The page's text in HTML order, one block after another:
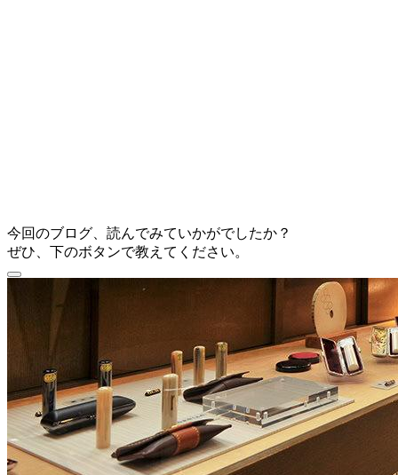
今回のブログ、読んでみていかがでしたか？
ぜひ、下のボタンで教えてください。